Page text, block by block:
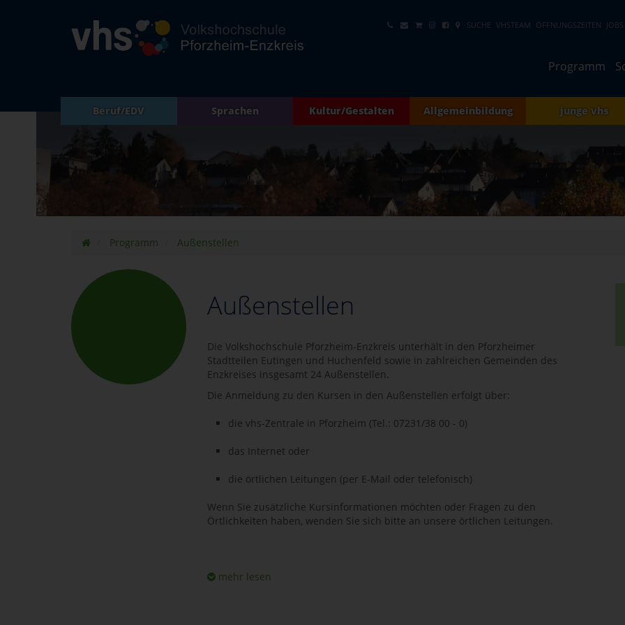
SUCHE VHSTEAM ÖFFNUNGSZEITEN JOBS
Programm
Beruf/EDV Sprachen Kultur/Gestalten Allgemeinbildung junge vhs
Programm Außenstellen
Außenstellen
Die Volkshochschule Pforzheim-Enzkreis unterhält in den Pforzheimer
Stadtteilen Eutingen und Huchenfeld sowie in zahlreichen Gemeinden des
Enzkreises insgesamt 24 Außenstellen.
Die Anmeldung zu den Kursen in den Außenstellen erfolgt über:
die vhs-Zentrale in Pforzheim (Tel.: 07231/38 00 - 0)
das Internet oder
die örtlichen Leitungen (per E-Mail oder telefonisch)
Wenn Sie zusätzliche Kursinformationen möchten oder Fragen zu den
Örtlichkeiten haben, wenden Sie sich bitte an unsere örtlichen Leitungen.
mehr lesen